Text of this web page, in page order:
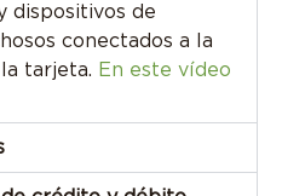
dispositivos de
conectados a la
tarjeta. En este vídeo